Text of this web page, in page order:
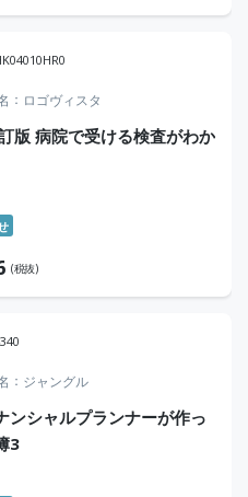
ロゴヴィスタ
版 病院で受ける検査がわか
(税抜)
ジャングル
ンシャルプランナーが作っ
3